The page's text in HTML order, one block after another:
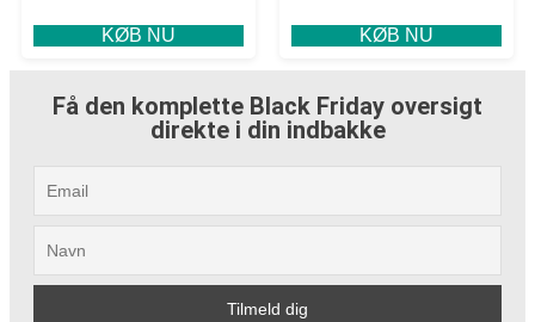
KØB NU KØB NU
Få den komplette Black Friday oversigt
direkte i din indbakke